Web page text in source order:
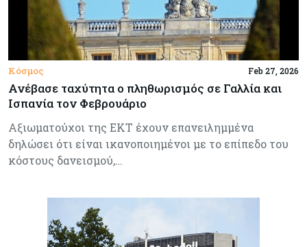
Κόσμος Feb 27, 2026
Ανέβασε ταχύτητα ο πληθωρισμός σε Γαλλία και
Ισπανία τον Φεβρουάριο
Αξιωματούχοι της ΕΚΤ έχουν επανειλημμένα
δηλώσει ότι είναι ικανοποιημένοι με το επίπεδο του
κόστους δανεισμού,…